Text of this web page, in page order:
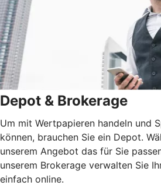
Depot & Brokerage
Um mit Wertpapieren handeln und
können, brauchen Sie ein Depot.
unserem Angebot das für Sie
unserem Brokerage verwalten Sie
einfach online.